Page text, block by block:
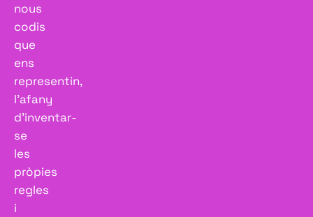
nous
codis
que
ens
representin,
l’afany
d’inventar-
se
les
pròpies
regles
i